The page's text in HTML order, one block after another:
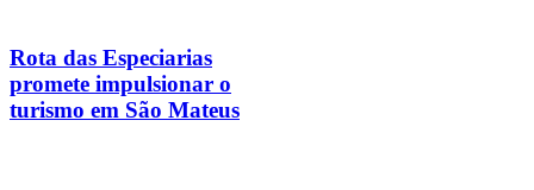
Rota das Especiarias
promete impulsionar o
turismo em São Mateus